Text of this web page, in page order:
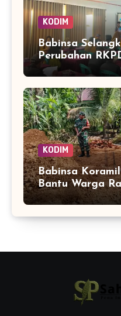
KODIM
Babinsa
Perubahan
2026
KODIM
Babinsa
Bantu Warga
untuk